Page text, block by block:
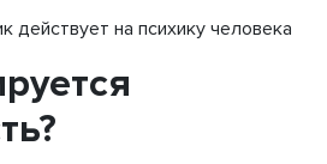
действует на психику человека